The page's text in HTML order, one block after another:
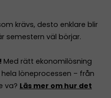
krävs, desto enklare blir
semestern väl börjar.
Med rätt ekonomilösning
löneprocessen – från
va? Läs mer om hur det